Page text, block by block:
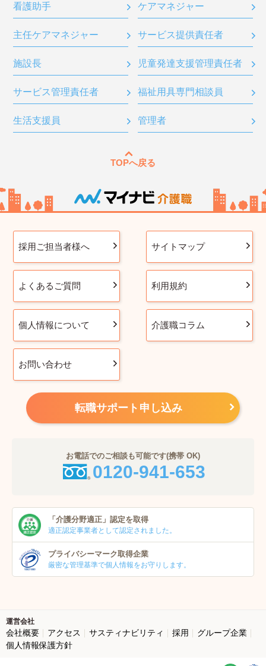
看護助手 ケアマネジャー
主任ケアマネジャー サービス提供責任者
施設長 児童発達支援管理責任者
サービス管理責任者 福祉用具専門相談員
生活支援員 管理者
TOPへ戻る
採用ご担当者様へ サイトマップ
よくあるご質問 利用規約
個人情報について 介護職コラム
お問い合わせ
転職サポート申し込み
お電話でのご相談も可能です(携帯 OK)
0120-941-653
「介護分野適正」 認定を取得
適正認定事業者として認定されました。
プライバシーマーク取得企業
厳密な管理基準で個人情報をお守りします。
運営会社
会社概要 アクセス サスティナビリティ 採用
グループ企業
個人情報保護方針